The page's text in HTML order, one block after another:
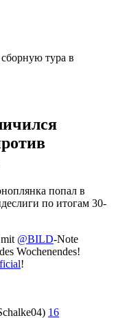
попал в
по итогам 30-
@BILD-Note
Wochenendes!
!
16